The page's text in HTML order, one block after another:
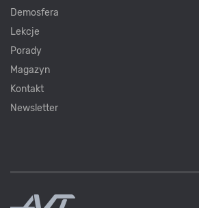
Demosfera
Lekcje
Porady
Magazyn
Kontakt
Newsletter